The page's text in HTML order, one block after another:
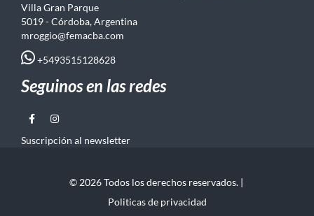
Villa Gran Parque
5019 - Córdoba, Argentina
mroggio@femacba.com
+5493515128628
Seguinos en las redes
Suscripción al newsletter
© 2026 Todos los derechos reservados. |
Politicas de privacidad